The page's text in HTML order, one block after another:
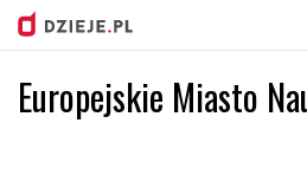
do
Europejskie Miasto